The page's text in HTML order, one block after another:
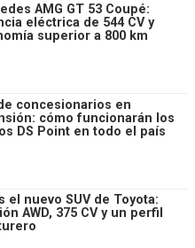
AMG GT 53 Coupé:
eléctrica de 544 CV y
superior a 800 km
concesionarios en
cómo funcionarán los
DS Point en todo el país
el nuevo SUV de Toyota:
AWD, 375 CV y un perfil